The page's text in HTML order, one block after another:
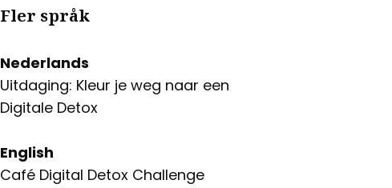
Fler språk
Nederlands
Uitdaging: Kleur je weg naar een
Digitale Detox
English
Café Digital Detox Challenge